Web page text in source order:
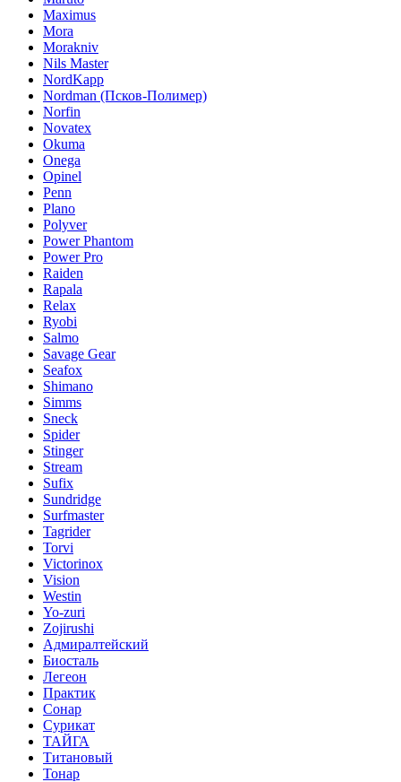
Maximus
Mora
Morakniv
Nils Master
NordKapp
Nordman (Псков-Полимер)
Norfin
Novatex
Okuma
Onega
Opinel
Penn
Plano
Polyver
Power Phantom
Power Pro
Raiden
Rapala
Relax
Ryobi
Salmo
Savage Gear
Seafox
Shimano
Simms
Sneck
Spider
Stinger
Stream
Sufix
Sundridge
Surfmaster
Tagrider
Torvi
Victorinox
Vision
Westin
Yo-zuri
Zojirushi
Адмиралтейский
Биосталь
Легеон
Практик
Сонар
Сурикат
ТАЙГА
Титановый
Тонар